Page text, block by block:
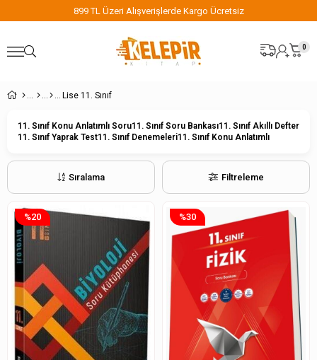
899 TL Üzeri Alışverişlerde Kargo Ücretsiz
0
Lise 11. Sınıf
11. Sınıf Konu Anlatımlı Soru11. Sınıf Soru Bankası11. Sınıf Akıllı Defter
11. Sınıf Yaprak Test11. Sınıf Denemeleri11. Sınıf Konu Anlatımlı
Filtreleme
Sıralama
%20 %30